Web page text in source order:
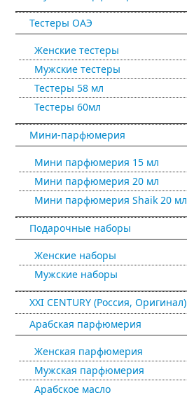
Тестеры ОАЭ
Женские тестеры
Мужские тестеры
Тестеры 58 мл
Тестеры 60мл
Мини-парфюмерия
Мини парфюмерия 15 мл
Мини парфюмерия 20 мл
Мини парфюмерия Shaik 20 мл
Подарочные наборы
Женские наборы
Мужские наборы
XXI CENTURY (Россия, Оригинал)
Арабская парфюмерия
Женская парфюмерия
Мужская парфюмерия
Арабское масло